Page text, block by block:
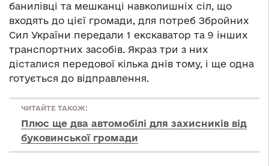
банилівці та мешканці навколишніх сіл, що
входять до цієї громади, для потреб Збройних
Сил України передали 1 екскаватор та 9 інших
транспортних засобів. Якраз три з них
дісталися передової кілька днів тому, і ще одна
готується до відправлення.
ЧИТАЙТЕ ТАКОЖ:
Плюс ще два автомобілі для захисників від
буковинської громади